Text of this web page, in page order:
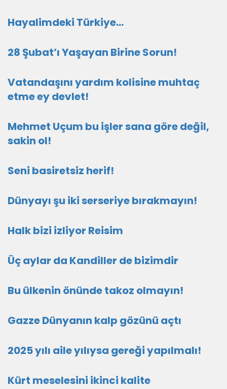
Hayalimdeki Türkiye…
28 Şubat’ı Yaşayan Birine Sorun!
Vatandaşını yardım kolisine muhtaç
etme ey devlet!
Mehmet Uçum bu işler sana göre değil,
sakin ol!
Seni basiretsiz herif!
Dünyayı şu iki serseriye bırakmayın!
Halk bizi izliyor Reisim
Üç aylar da Kandiller de bizimdir
Bu ülkenin önünde takoz olmayın!
Gazze Dünyanın kalp gözünü açtı
2025 yılı aile yılıysa gereği yapılmalı!
Kürt meselesini ikinci kalite